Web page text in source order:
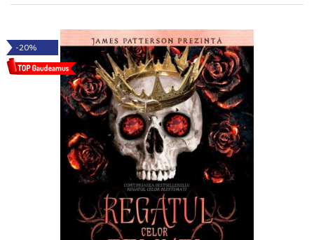
-20%